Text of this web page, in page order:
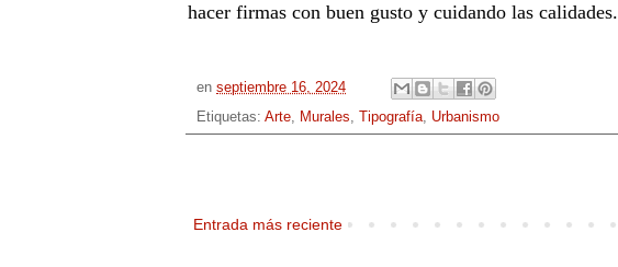
hacer firmas con buen gusto y cuidando las calidades.
en septiembre 16, 2024
Etiquetas: Arte, Murales, Tipografía, Urbanismo
Entrada más reciente